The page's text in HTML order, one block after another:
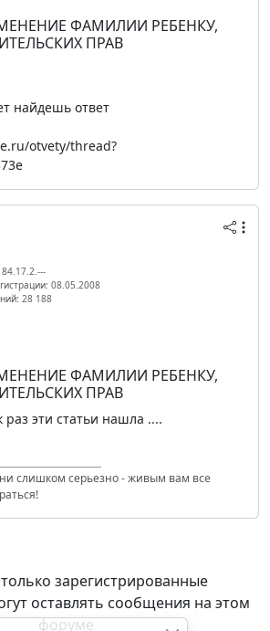
ФАМИЛИИ РЕБЕНКУ,
ПРАВ
найдешь ответ
otvety/thread?
08.05.2008
28 188
ФАМИЛИИ РЕБЕНКУ,
ПРАВ
раз эти статьи нашла ....
слишком серьезно - живым вам все
зарегистрированные
оставлять сообщения на этом
форуме